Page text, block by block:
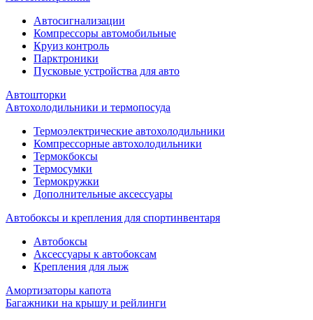
Автосигнализации
Компрессоры автомобильные
Круиз контроль
Парктроники
Пусковые устройства для авто
Автошторки
Автохолодильники и термопосуда
Термоэлектрические автохолодильники
Компрессорные автохолодильники
Термокбоксы
Термосумки
Термокружки
Дополнительные аксессуары
Автобоксы и крепления для спортинвентаря
Автобоксы
Аксессуары к автобоксам
Крепления для лыж
Амортизаторы капота
Багажники на крышу и рейлинги